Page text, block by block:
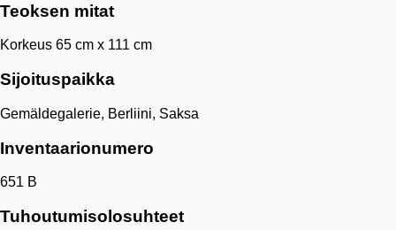
Teoksen mitat
Korkeus 65 cm x 111 cm
Sijoituspaikka
Gemäldegalerie, Berliini, Saksa
Inventaarionumero
651 B
Tuhoutumisolosuhteet